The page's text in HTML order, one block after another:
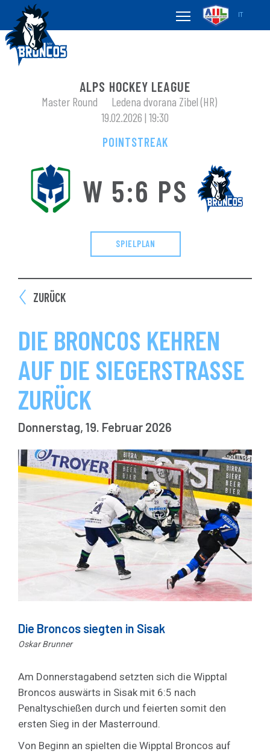
IT
ALPS HOCKEY LEAGUE
Master Round
Ledena dvorana Zibel (HR)
19.02.2026 | 19:30
POINTSTREAK
W 5:6 PS
SPIELPLAN
ZURÜCK
DIE BRONCOS KEHREN
AUF DIE SIEGERSTRASSE Z
URÜCK
Donnerstag, 19. Februar 2026
Die Broncos siegten in Sisak
Oskar Brunner
Am Donnerstagabend setzten sich die Wipptal
Broncos auswärts in Sisak mit 6:5 nach
Penaltyschießen durch und feierten somit den
ersten Sieg in der Masterround.
Von Beginn an spielten die Wipptal Broncos auf